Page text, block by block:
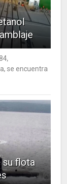
se encuentra
su flota